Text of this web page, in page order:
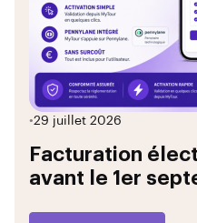
•29 juillet 2026
Facturation
avant le 1er